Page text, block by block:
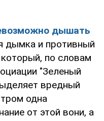
дышать
дымка и противный
который, по словам
"Зеленый
вредный
одна
от этой вони, а